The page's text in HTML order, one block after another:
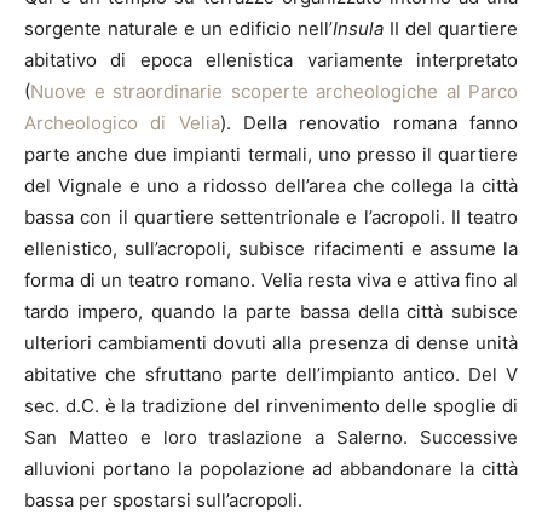
sorgente naturale e un edificio nell’Insula II del quartiere
abitativo di epoca ellenistica variamente interpretato
(Nuove e straordinarie scoperte archeologiche al Parco
Archeologico di Velia). Della renovatio romana fanno
parte anche due impianti termali, uno presso il quartiere
del Vignale e uno a ridosso dell’area che collega la città
bassa con il quartiere settentrionale e l’acropoli. Il teatro
ellenistico, sull’acropoli, subisce rifacimenti e assume la
forma di un teatro romano. Velia resta viva e attiva fino al
tardo impero, quando la parte bassa della città subisce
ulteriori cambiamenti dovuti alla presenza di dense unità
abitative che sfruttano parte dell’impianto antico. Del V
sec. d.C. è la tradizione del rinvenimento delle spoglie di
San Matteo e loro traslazione a Salerno. Successive
alluvioni portano la popolazione ad abbandonare la città
bassa per spostarsi sull’acropoli.